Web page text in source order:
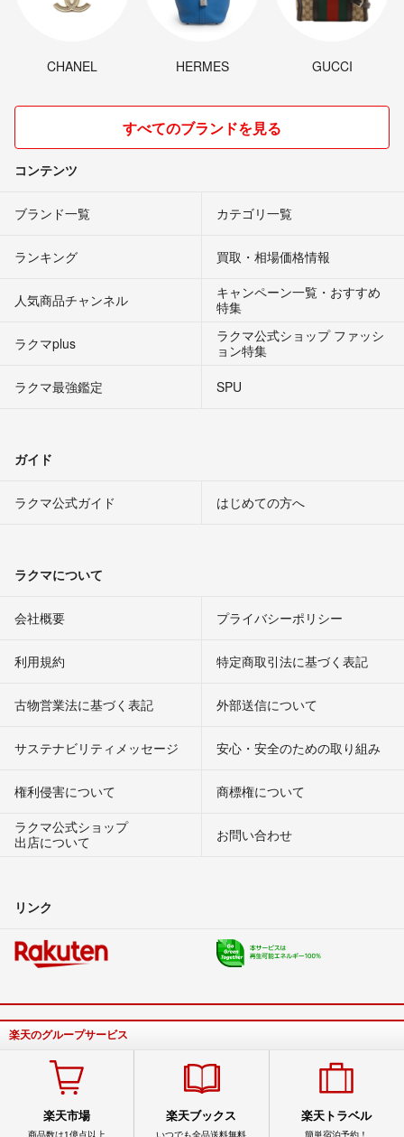
CHANEL HERMES GUCCI
すべてのブランドを見る
コンテンツ
ブランド一覧 カテゴリ一覧
ランキング 買取・相場価格情報
人気商品チャンネル
キャンペーン一覧・おすすめ
特集
ラクマplus
ラクマ公式ショップ ファッシ
ョン特集
ラクマ最強鑑定
SPU
ガイド
ラクマ公式ガイド はじめての方へ
ラクマについて
会社概要 プライバシーポリシー
利用規約 特定商取引法に基づく表記
古物営業法に基づく表記 外部送信について
サステナビリティメッセージ 安心・安全のための取り組み
権利侵害について
商標権について
ラクマ公式ショップ
出店について
お問い合わせ
リンク
楽天のグループサービス
楽天市場
商品数は1億点以上
楽天ブックス
いつでも全品送料無料
楽天トラベル
簡単宿泊予約！